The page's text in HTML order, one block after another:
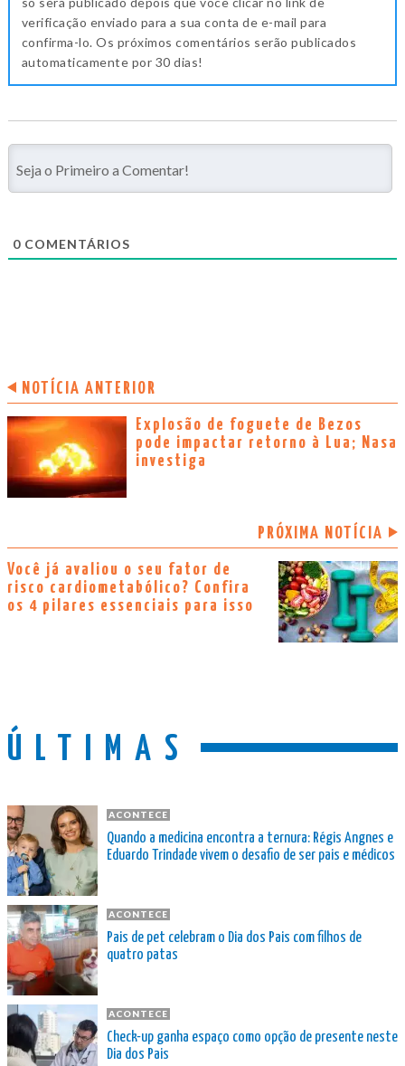
verificação enviado para a sua conta de e-mail para
confirma-lo. Os próximos comentários serão publicados
automaticamente por 30 dias!
0 COMENTÁRIOS
NOTÍCIA ANTERIOR
Explosão de foguete de Bezos
pode impactar retorno à Lua; Nasa
investiga
PRÓXIMA NOTÍCIA
Você já avaliou o seu fator de
risco cardiometabólico? Confira
os 4 pilares essenciais para isso
ÚLTIMAS
ACONTECE
Quando a medicina encontra a ternura: Régis Angnes e
Eduardo Trindade vivem o desafio de ser pais e médicos
ACONTECE
Pais de pet celebram o Dia dos Pais com filhos de
quatro patas
ACONTECE
Check-up ganha espaço como opção de presente neste
Dia dos Pais